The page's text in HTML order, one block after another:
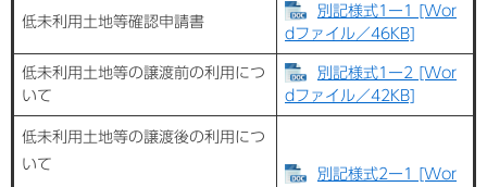
低未利用土地等確認申請書
別記様式1ー1 [Wor
dファイル／46KB]
低未利用土地等の譲渡前の利用につ
いて
別記様式1ー2 [Wor
dファイル／42KB]
低未利用土地等の譲渡後の利用につ
いて
別記様式2ー1 [Wor